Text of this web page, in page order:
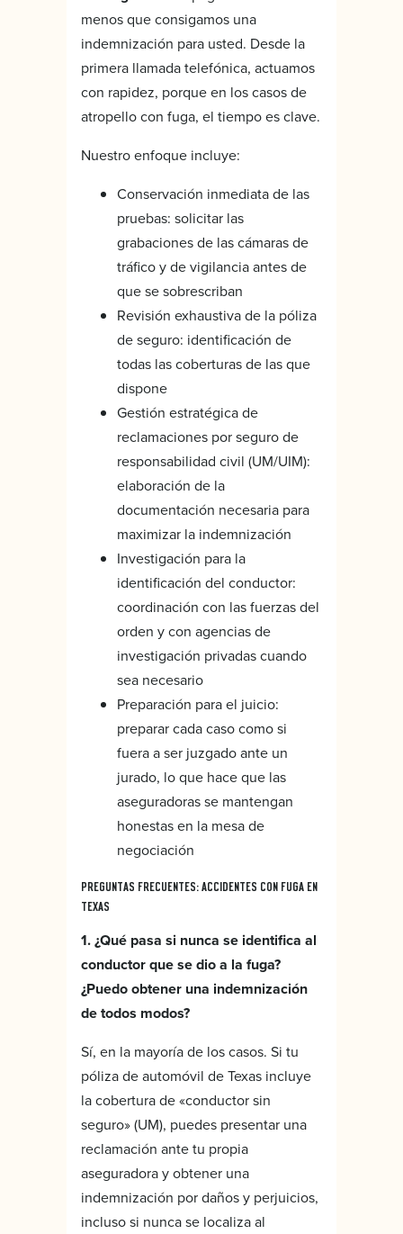
menos que consigamos una
indemnización para usted. Desde la
primera llamada telefónica, actuamos
con rapidez, porque en los casos de
atropello con fuga, el tiempo es clave.
Nuestro enfoque incluye:
Conservación inmediata de las
pruebas: solicitar las
grabaciones de las cámaras de
tráfico y de vigilancia antes de
que se sobrescriban
Revisión exhaustiva de la póliza
de seguro: identificación de
todas las coberturas de las que
dispone
Gestión estratégica de
reclamaciones por seguro de
responsabilidad civil (UM/UIM):
elaboración de la
documentación necesaria para
maximizar la indemnización
Investigación para la
identificación del conductor:
coordinación con las fuerzas del
orden y con agencias de
investigación privadas cuando
sea necesario
Preparación para el juicio:
preparar cada caso como si
fuera a ser juzgado ante un
jurado, lo que hace que las
aseguradoras se mantengan
honestas en la mesa de
negociación
PREGUNTAS FRECUENTES: ACCIDENTES CON FUGA EN
TEXAS
1. ¿Qué pasa si nunca se identifica al
conductor que se dio a la fuga?
¿Puedo obtener una indemnización
de todos modos?
Sí, en la mayoría de los casos. Si tu
póliza de automóvil de Texas incluye
la cobertura de «conductor sin
seguro» (UM), puedes presentar una
reclamación ante tu propia
aseguradora y obtener una
indemnización por daños y perjuicios,
incluso si nunca se localiza al